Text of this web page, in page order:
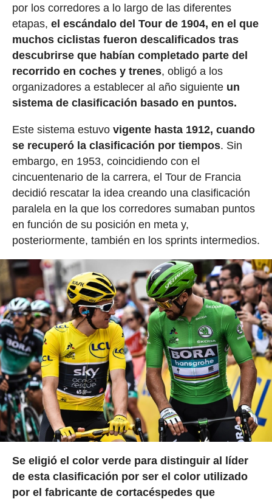
por los corredores a lo largo de las diferentes
etapas, el escándalo del Tour de 1904, en el que
muchos ciclistas fueron descalificados tras
descubrirse que habían completado parte del
recorrido en coches y trenes, obligó a los
organizadores a establecer al año siguiente un
sistema de clasificación basado en puntos.
Este sistema estuvo vigente hasta 1912, cuando
se recuperó la clasificación por tiempos. Sin
embargo, en 1953, coincidiendo con el
cincuentenario de la carrera, el Tour de Francia
decidió rescatar la idea creando una clasificación
paralela en la que los corredores sumaban puntos
en función de su posición en meta y,
posteriormente, también en los sprints intermedios.
Se eligió el color verde para distinguir al líder
de esta clasificación por ser el color utilizado
por el fabricante de cortacéspedes que